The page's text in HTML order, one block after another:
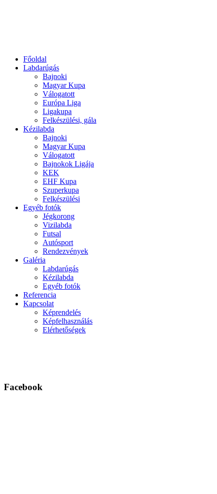
Főoldal
Labdarúgás
Bajnoki
Magyar Kupa
Válogatott
Európa Liga
Ligakupa
Felkészülési, gála
Kézilabda
Bajnoki
Magyar Kupa
Válogatott
Bajnokok Ligája
KEK
EHF Kupa
Szuperkupa
Felkészülési
Egyéb fotók
Jégkorong
Vizilabda
Futsal
Autósport
Rendezvények
Galéria
Labdarúgás
Kézilabda
Egyéb fotók
Referencia
Kapcsolat
Képrendelés
Képfelhasználás
Elérhetőségek
Facebook